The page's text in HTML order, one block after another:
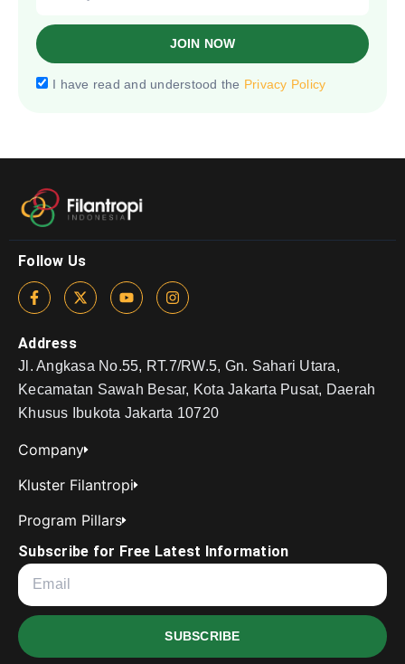
I have read and understood the Privacy Policy
JOIN NOW
Follow Us
Address
Jl. Angkasa No.55, RT.7/RW.5, Gn. Sahari Utara,
Kecamatan Sawah Besar, Kota Jakarta Pusat, Daerah
Khusus Ibukota Jakarta 10720
Company
Kluster Filantropi
Program Pillars
Subscribe for Free Latest Information
SUBSCRIBE